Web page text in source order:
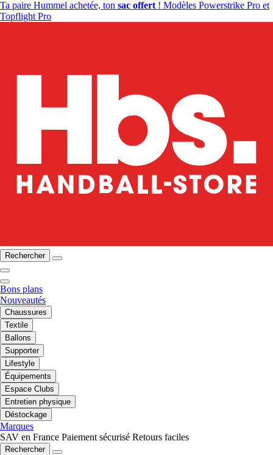
Ta paire Hummel achetée, ton sac offert ! Modèles Powerstrike Pro et
Topflight Pro
Rechercher
Bons plans
Nouveautés
Chaussures
Textile
Ballons
Supporter
Lifestyle
Équipements
Espace Clubs
Entretien physique
Déstockage
Marques
SAV en France Paiement sécurisé Retours faciles
Rechercher